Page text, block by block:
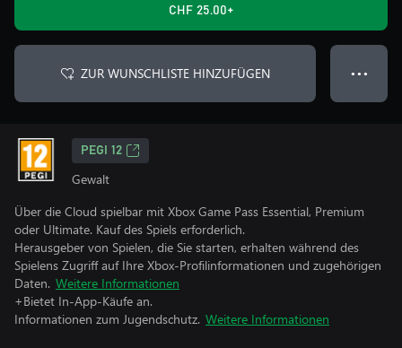
CHF 25.00+
ZUR WUNSCHLISTE HINZUFÜGEN ● ● ●
PEGI 12
Gewalt
Über die Cloud spielbar mit Xbox Game Pass Essential, Premium
oder Ultimate. Kauf des Spiels erforderlich.
Herausgeber von Spielen, die Sie starten, erhalten während des
Spielens Zugriff auf Ihre Xbox-Profilinformationen und zugehörigen
Daten. Weitere Informationen
+Bietet In-App-Käufe an.
Informationen zum Jugendschutz. Weitere Informationen